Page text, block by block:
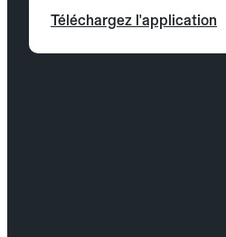
Téléchargez l'application